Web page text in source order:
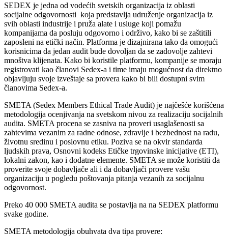
SEDEX je jedna od vodećih svetskih organizacija iz oblasti
socijalne odgovornosti koja predstavlja udruženje organizacija iz
svih oblasti industrije i pruža alate i usluge koji pomažu
kompanijama da posluju odgovorno i održivo, kako bi se zaštitili
zaposleni na etički način. Platforma je dizajnirana tako da omogući
korisnicima da jedan audit bude dovoljan da se zadovolje zahtevi
mnoštva klijenata. Kako bi koristile platformu, kompanije se moraju
registrovati kao članovi Sedex-a i time imaju mogućnost da direktno
objavljuju svoje izveštaje sa provera kako bi bili dostupni svim
članovima Sedex-a.
SMETA (Sedex Members Ethical Trade Audit) je najčešće korišćena
metodologija ocenjivanja na svetskom nivou za realizaciju socijalnih
audita. SMETA procena se zasniva na proveri usaglašenosti sa
zahtevima vezanim za radne odnose, zdravlje i bezbednost na radu,
životnu sredinu i poslovnu etiku. Poziva se na okvir standarda
ljudskih prava, Osnovni kodeks Etičke trgovinske inicijative (ETI),
lokalni zakon, kao i dodatne elemente. SMETA se može koristiti da
proverite svoje dobavljače ali i da dobavljači provere vašu
organizaciju u pogledu poštovanja pitanja vezanih za socijalnu
odgovornost.
Preko 40 000 SMETA audita se postavlja na na SEDEX platformu
svake godine.
SMETA metodologija obuhvata dva tipa provere: